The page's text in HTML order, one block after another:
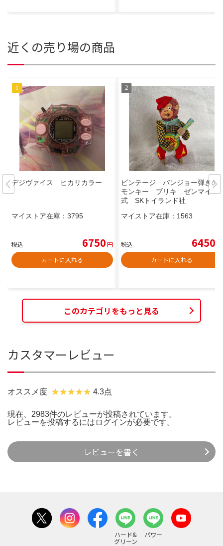
近くの売り場の商品
デジヴァイス ヒカリカラー
マイストア在庫： 3795
税込 6750円
カートに入れる
ビンテージ バンジョー弾きの
モンキー ブリキ ゼンマイ
式 SKトイランド社
マイストア在庫： 1563
税込 6450
カートに入れる
このカテゴリをもっと見る
カスタマーレビュー
オススメ度 4.3点
現在、2983件のレビューが投稿されています。
レビューを投稿するには ログインが必要です。
レビューを書く
ハード&
グリーン
パワー